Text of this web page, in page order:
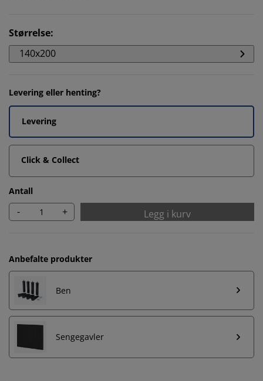
Størrelse:
140x200
Levering eller henting?
Levering
Click & Collect
Antall
- + Legg i kurv
Anbefalte produkter
Ben
Sengegavler